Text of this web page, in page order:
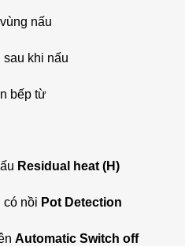
nấu
sau khi nấu
bếp từ
Residual heat (H)
có nồi Pot Detection
Automatic Switch off